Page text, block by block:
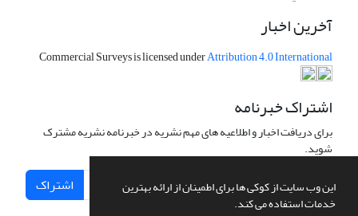
این وب سایت از کوکی ها برای اطمینان از ارائه بهترین
خدمات استفاده می کند.
آخرین اخبار
Commercial Surveys is licensed underAttribution 4.0 International
اشتراک خبرنامه
برای دریافت اخبار و اطلاعیه های مهم نشریه در خبرنامه نشریه مشترک
شوید.
اشتراک